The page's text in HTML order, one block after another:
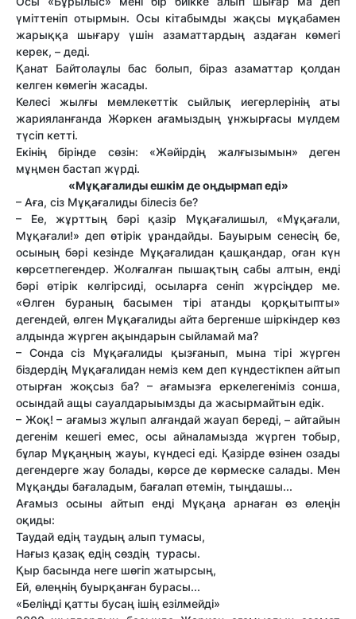
үміттеніп отырмын. Осы кітабымды жақсы мұқабамен
жарыққа шығару үшін азаматтардың аздаған көмегі
керек, – деді.
Қанат Байтолаұлы бас болып, біраз азаматтар қолдан
келген көмегін жасады.
Келесі жылғы мемлекеттік сыйлық иегерлерінің аты
жарияланғанда Жәркен ағамыздың ұнжырғасы мүлдем
түсіп кетті.
Екінің бірінде сөзін: «Жәйірдің жалғызымын» деген
мұңмен бастап жүрді.
«Мұқағалиды ешкім де оңдырмап еді»
– Аға, сіз Мұқағалиды білесіз бе?
– Ее, жұрттың бәрі қазір Мұқағалишыл, «Мұқағали,
Мұқағали!» деп өтірік ұрандайды. Бауырым сенесің бе,
осының бәрі кезінде Мұқағалидан қашқандар, оған күн
көрсетпегендер. Жолғалған пышақтың сабы алтын, енді
бәрі өтірік көлгірсиді, осыларға сеніп жүрсіңдер ме.
«Өлген бураның басымен тірі атанды қорқытыпты»
дегендей, өлген Мұқағалиды айта бергенше шіркіндер көз
алдында жүрген ақындарын сыйламай ма?
– Сонда сіз Мұқағалиды қызғанып, мына тірі жүрген
біздердің Мұқағалидан неміз кем деп күндестікпен айтып
отырған жоқсыз ба? – ағамызға еркелегеніміз сонша,
осындай ащы сауалдарыымзды да жасырмайтын едік.
– Жоқ! – ағамыз жұлып алғандай жауап береді, – айтайын
дегенім кешегі емес, осы айналамызда жүрген тобыр,
бұлар Мұқаңның жауы, күндесі еді. Қазірде өзінен озады
дегендерге жау болады, көрсе де көрмеске салады. Мен
Мұқаңды бағаладым, бағалап өтемін, тыңдашы...
Ағамыз осыны айтып енді Мұқаңа арнаған өз өлеңін
оқиды:
Таудай едің таудың алып тумасы,
Нағыз қазақ едің сөздің турасы.
Қыр басында неге шөгіп жатырсың,
Ей, өлеңнің буырқанған бурасы...
«Беліңді қатты бусаң ішің езілмейді»